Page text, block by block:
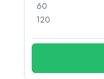
60
120